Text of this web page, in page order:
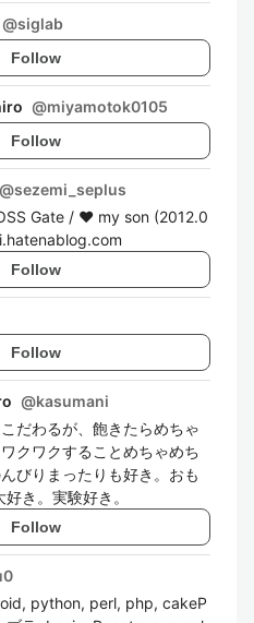
@siglab
Follow
@miyamotok0105
Follow
@sezemi_seplus
Gate / ♥ my son (2012.0
Follow
Follow
@kasumani
だわるが、飽きたらめちゃ
クワクすることめちゃめち
びりまったりも好き。おも
き。実験好き。
Follow
python, perl, php, cakeP